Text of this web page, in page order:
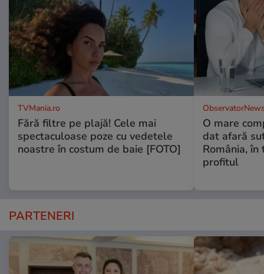
TVMania.ro
Fără filtre pe plajă! Cele mai
spectaculoase poze cu vedetele
noastre în costum de baie [FOTO]
O mare
dat afară
România,
profitul
PARTENERI